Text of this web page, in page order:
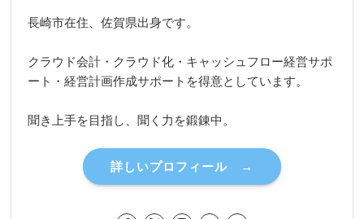
長崎市在住、佐賀県出身です。
クラウド会計・クラウド化・キャッシュフロー経営サポ
ート・経営計画作成サポートを得意としています。
聞き上手を目指し、聞く力を鍛錬中。
詳しいプロフィール →